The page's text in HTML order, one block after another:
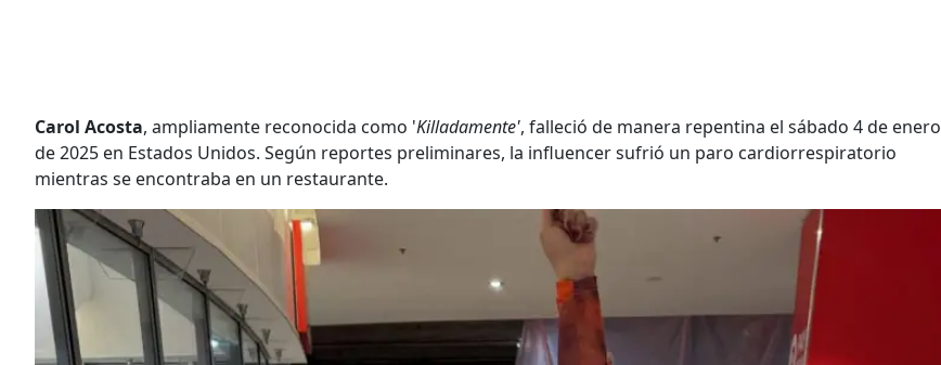
Carol Acosta, ampliamente reconocida como 'Killadamente', falleció de manera repentina el sábado 4 de enero
de 2025 en Estados Unidos. Según reportes preliminares, la influencer sufrió un paro cardiorrespiratorio
mientras se encontraba en un restaurante.